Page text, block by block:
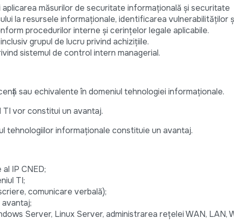
măsurilor de securitate informațională și securitate
la resursele informaționale, identificarea vulnerabilităților
procedurilor interne și cerințelor legale aplicabile.
grupul de lucru privind achizițiile.
sistemul de control intern managerial.
sau echivalente în domeniul tehnologiei informaționale.
vor constitui un avantaj.
tehnologiilor informaționale constituie un avantaj.
IP CNED;
TI;
comunicare verbală);
Server, Linux Server, administrarea rețelei WAN, LAN,